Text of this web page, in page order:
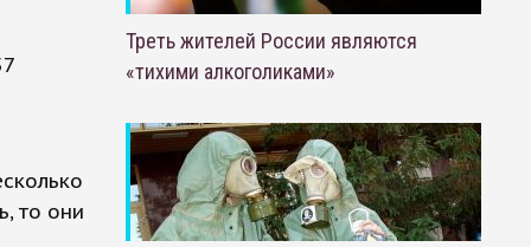
то они
Треть жителей России являются
«тихими алкоголиками»